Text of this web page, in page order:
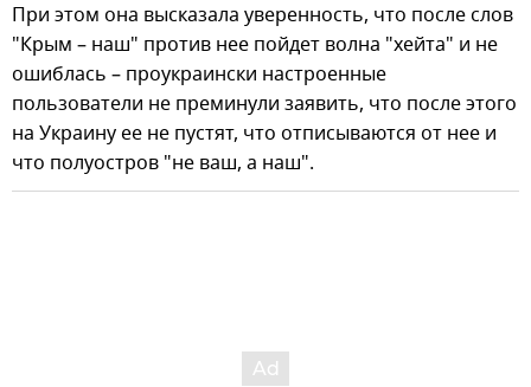
При этом она высказала уверенность, что после слов
"Крым – наш" против нее пойдет волна "хейта" и не
ошиблась – проукраински настроенные
пользователи не преминули заявить, что после этого
на Украину ее не пустят, что отписываются от нее и
что полуостров "не ваш, а наш".